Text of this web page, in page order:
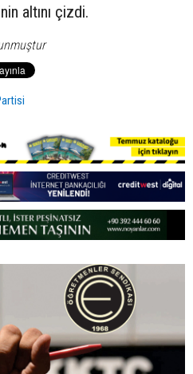
altını çizdi.